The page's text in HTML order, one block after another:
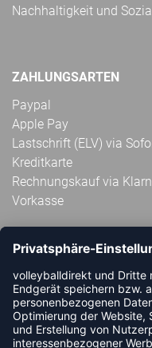
Nachhaltigkeit und
ZAHLUNGSARTEN
Paypal
Apple Pay
Lastschrift (ELV) via
Kreditkarte
Rechnungskauf via
Vorkasse
ABONNIERE JETZT DEN
VOLLEYBALLDIREKT-
NEUIGKEIT ODER